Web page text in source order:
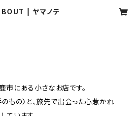
| ヤマノテ
市にある小さなお店です。
もの〉と、旅先で出会った心惹かれ